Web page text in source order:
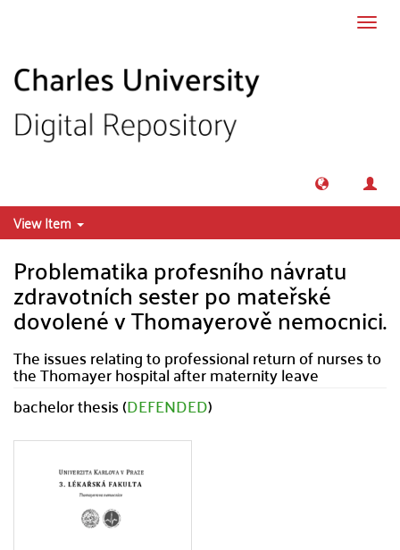
View Item
Problematika profesního návratu
zdravotních sester po mateřské
dovolené v Thomayerově nemocnici.
The issues relating to professional return of nurses to
the Thomayer hospital after maternity leave
bachelor thesis (DEFENDED)